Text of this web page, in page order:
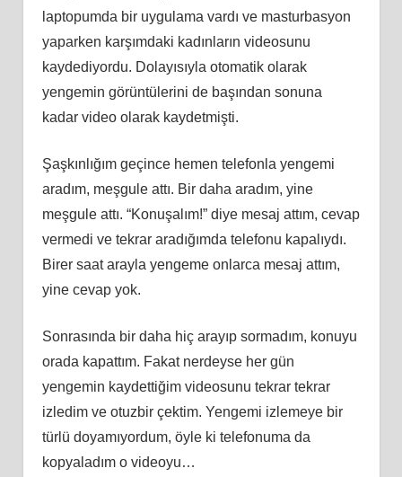
laptopumda bir uygulama vardı ve masturbasyon
yaparken karşımdaki kadınların videosunu
kaydediyordu. Dolayısıyla otomatik olarak
yengemin görüntülerini de başından sonuna
kadar video olarak kaydetmişti.
Şaşkınlığım geçince hemen telefonla yengemi
aradım, meşgule attı. Bir daha aradım, yine
meşgule attı. “Konuşalım!” diye mesaj attım, cevap
vermedi ve tekrar aradığımda telefonu kapalıydı.
Birer saat arayla yengeme onlarca mesaj attım,
yine cevap yok.
Sonrasında bir daha hiç arayıp sormadım, konuyu
orada kapattım. Fakat nerdeyse her gün
yengemin kaydettiğim videosunu tekrar tekrar
izledim ve otuzbir çektim. Yengemi izlemeye bir
türlü doyamıyordum, öyle ki telefonuma da
kopyaladım o videoyu…